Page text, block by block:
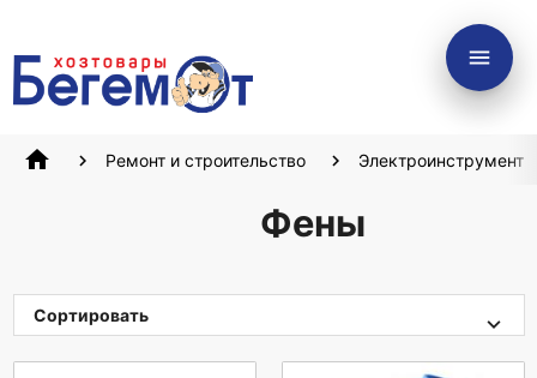
menu
home Ремонт и строительство Электроинструмент
Фены
Сортировать